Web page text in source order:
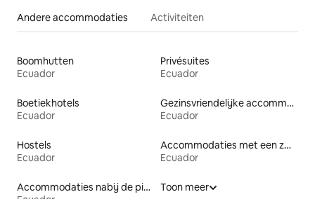
Andere accommodaties Activiteiten
Boomhutten
Ecuador
Privésuites
Ecuador
Boetiekhotels
Ecuador
Gezinsvriendelijke accommodaties
Ecuador
Hostels
Ecuador
Accommodaties met een zwembad
Ecuador
Accommodaties nabij de piste
Toon meer